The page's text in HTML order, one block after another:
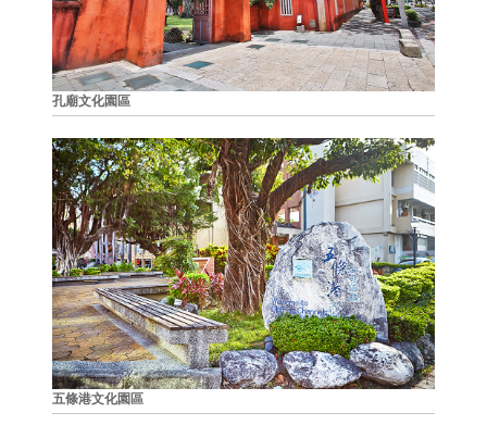
孔廟文化園區
五條港文化園區